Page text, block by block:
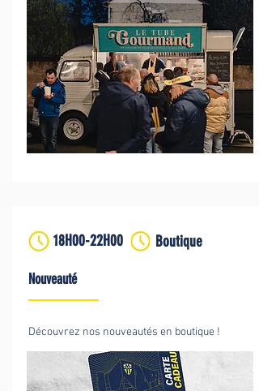
18H00-22H00 Boutique
Nouveauté
Découvrez nos nouveautés en boutique !